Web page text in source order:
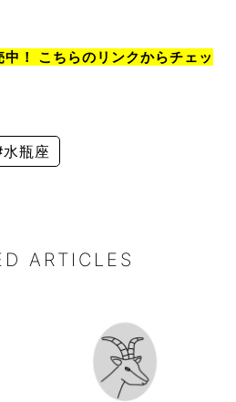
！ こちらのリンクからチェッ
瓶座
ARTICLES